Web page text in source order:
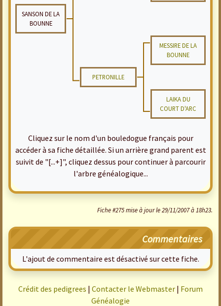
SANSON DE LA
BOUNNE
MESSIRE DE LA
BOUNNE
PETRONILLE
LAIKA DU
COURT D'ARC
Cliquez sur le nom d'un bouledogue français pour
accéder à sa fiche détaillée. Si un arrière grand parent est
suivit de "[...+]", cliquez dessus pour continuer à parcourir
l'arbre généalogique...
Fiche #275 mise à jour le 29/11/2007 à 18h23.
Commentaires
L'ajout de commentaire est désactivé sur cette fiche.
Crédit des pedigrees | Contacter le Webmaster | Forum
Généalogie